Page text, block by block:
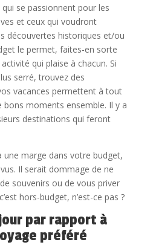
se passionnent pour les
et ceux qui voudront
découvertes historiques et/ou
le permet, faites-en sorte
qui plaise à chacun. Si
serré, trouvez des
vacances permettent à tout
bons moments ensemble. Il y a
destinations qui feront
une marge dans votre budget,
Il serait dommage de ne
souvenirs ou de vous priver
hors-budget, n’est-ce pas ?
par rapport à
préféré